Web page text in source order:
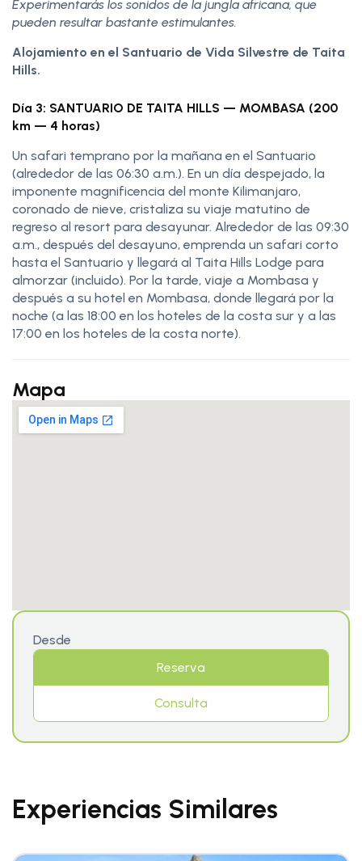
Experimentarás los sonidos de la jungla africana, que
pueden resultar bastante estimulantes.
Alojamiento en el Santuario de Vida Silvestre de Taita
Hills.
Día 3: SANTUARIO DE TAITA HILLS — MOMBASA (200
km — 4 horas)
Un safari temprano por la mañana en el Santuario
(alrededor de las 06:30 a.m.). En un día despejado, la
imponente magnificencia del monte Kilimanjaro,
coronado de nieve, cristaliza su viaje matutino de
regreso al resort para desayunar. Alrededor de las 09:30
a.m., después del desayuno, emprenda un safari corto
hasta el Santuario y llegará al Taita Hills Lodge para
almorzar (incluido). Por la tarde, viaje a Mombasa y
después a su hotel en Mombasa, donde llegará por la
noche (a las 18:00 en los hoteles de la costa sur y a las
17:00 en los hoteles de la costa norte).
Mapa
Desde
Reserva
Consulta
Experiencias Similares